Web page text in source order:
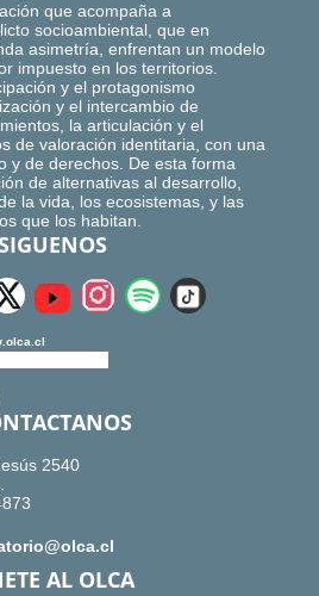
que acompaña a
socioambiental, que en
asimetría, enfrentan un modelo
impuesto en los territorios.
y el protagonismo
y el intercambio de
la articulación y el
de valoración identitaria, con una
y de derechos. De esta forma
de alternativas al desarrollo,
la vida, los ecosistemas, y las
que los habitan.
2540
AL OLCA